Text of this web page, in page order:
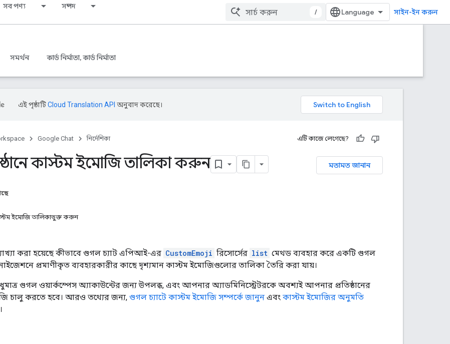
সব পণ্য সম্পদ
/ সাইন-ইন করুন
সমর্থন কার্ড নির্মাতা, কার্ড নির্মাতা
এই পৃষ্ঠাটিCloud Translation API অনুবাদ করেছে।
Google Chat নির্দেশিকা এটি কাজে লেগেছে?
মতামত জানান
কাস্টম ইমোজি তালিকা করুন
ইমোজি তালিকাভুক্ত করুন
ব্যাখ্যা করা হয়েছে কীভাবে গুগল চ্যাট এপিআই-এর CustomEmoji রিসোর্সের list মেথড ব্যবহার করে একটি গুগল
প্রমাণীকৃত ব্যবহারকারীর কাছে দৃশ্যমান কাস্টম ইমোজিগুলোর তালিকা তৈরি করা যায়।
গুগল ওয়ার্কস্পেস অ্যাকাউন্টের জন্য উপলব্ধ, এবং আপনার অ্যাডমিনিস্ট্রেটরকে অবশ্যই আপনার প্রতিষ্ঠানের
চালু করতে হবে। আরও তথ্যের জন্য, গুগল চ্যাটে কাস্টম ইমোজি সম্পর্কে জানুন এবং কাস্টম ইমোজির অনুমতি
।